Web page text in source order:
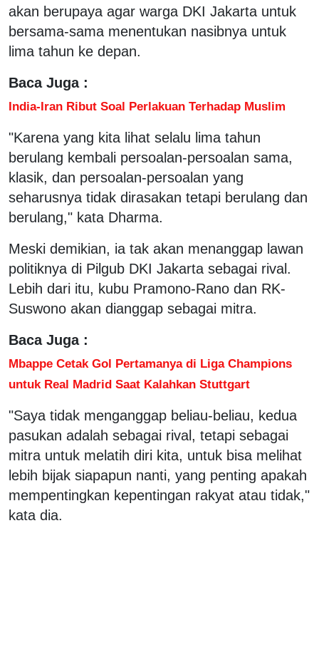
akan berupaya agar warga DKI Jakarta untuk
bersama-sama menentukan nasibnya untuk
lima tahun ke depan.
Baca Juga :
India-Iran Ribut Soal Perlakuan Terhadap Muslim
"Karena yang kita lihat selalu lima tahun
berulang kembali persoalan-persoalan sama,
klasik, dan persoalan-persoalan yang
seharusnya tidak dirasakan tetapi berulang dan
berulang," kata Dharma.
Meski demikian, ia tak akan menanggap lawan
politiknya di Pilgub DKI Jakarta sebagai rival.
Lebih dari itu, kubu Pramono-Rano dan RK-
Suswono akan dianggap sebagai mitra.
Baca Juga :
Mbappe Cetak Gol Pertamanya di Liga Champions
untuk Real Madrid Saat Kalahkan Stuttgart
"Saya tidak menganggap beliau-beliau, kedua
pasukan adalah sebagai rival, tetapi sebagai
mitra untuk melatih diri kita, untuk bisa melihat
lebih bijak siapapun nanti, yang penting apakah
mempentingkan kepentingan rakyat atau tidak,"
kata dia.